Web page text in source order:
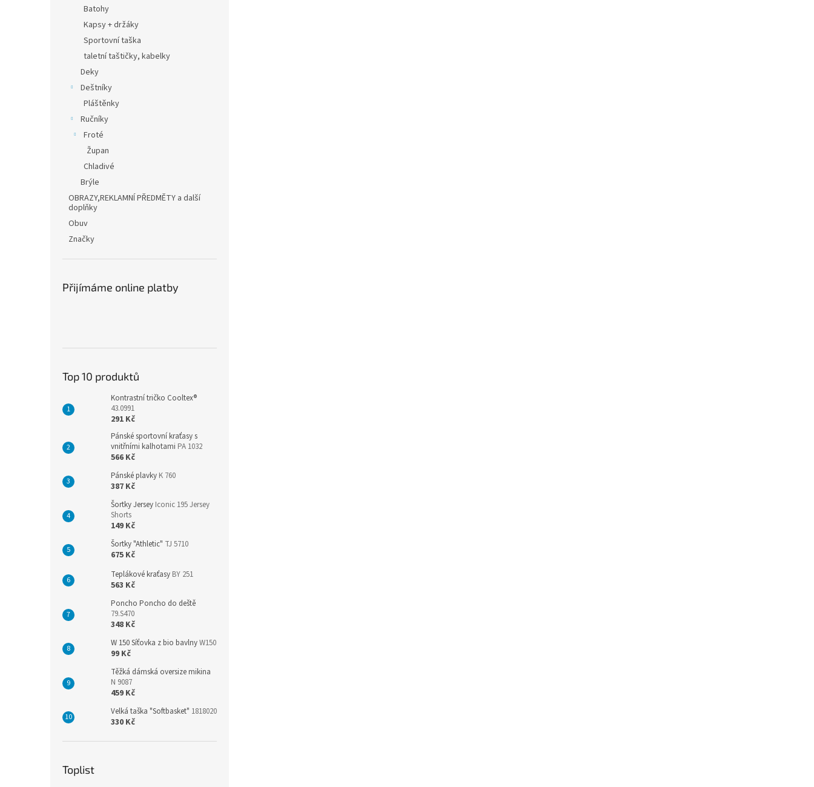
Batohy
Kapsy + držáky
Sportovní taška
taletní taštičky, kabelky
Deky
Deštníky
Pláštěnky
Ručníky
Froté
Župan
Chladivé
Brýle
OBRAZY,REKLAMNÍ PŘEDMĚTY a další
doplňky
Obuv
Značky
Přijímáme online platby
Top 10 produktů
Kontrastní tričko Cooltex®
43.0991
291 Kč
Pánské sportovní kraťasy s
vnitřními kalhotami PA 1032
566 Kč
Pánské plavky K 760
387 Kč
Šortky Jersey Iconic 195 Jersey
Shorts
149 Kč
Šortky "Athletic" TJ 5710
675 Kč
Teplákové kraťasy BY 251
563 Kč
Poncho Poncho do deště
79.S470
348 Kč
W 150 Síťovka z bio bavlnyW150
99 Kč
Těžká dámská oversize mikina
N 9087
459 Kč
Velká taška "Softbasket" 1818020
330 Kč
Toplist